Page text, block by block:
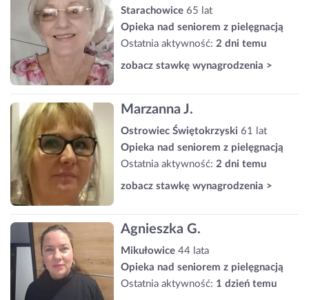
Starachowice 65 lat
Opieka nad seniorem z pielęgnacją
Ostatnia aktywność: 2 dni temu
zobacz stawkę wynagrodzenia >
Marzanna J.
Ostrowiec Świętokrzyski 61 lat
Opieka nad seniorem z pielęgnacją
Ostatnia aktywność: 2 dni temu
zobacz stawkę wynagrodzenia >
Agnieszka G.
Mikułowice 44 lata
Opieka nad seniorem z pielęgnacją
Ostatnia aktywność: 1 dzień temu